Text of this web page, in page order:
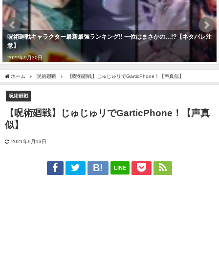
呪術廻戦キャラクター最新最強ランキング!! 一位はまさかの…!?【ネタバレ注
意】
2022年9月30日
ホーム 呪術廻戦 【呪術廻戦】じゅじゅリでGarticPhone！【声真似】
呪術廻戦
【呪術廻戦】じゅじゅリでGarticPhone！【声真
似】
2021年9月13日
LINE